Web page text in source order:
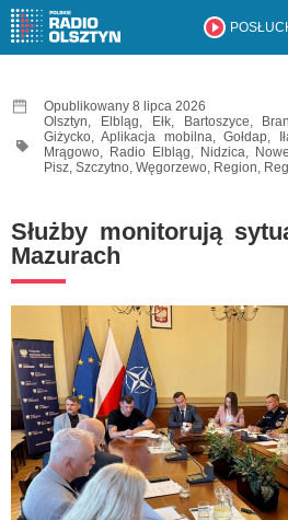
Opublikowany 8 lipca 2026
Olsztyn, Elbląg, Ełk, Bartoszyce,
Giżycko,Aplikacja mobilna,Gołdap,
Mrągowo, Radio Elbląg, Nidzica,
Pisz, Szczytno, Węgorzewo, Region,
Służby monitorują
Mazurach